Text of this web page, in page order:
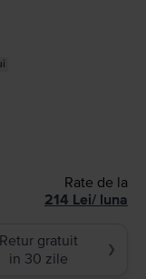
Rate de la
214 Lei/ luna
Retur gratuit
in 30 zile
❯